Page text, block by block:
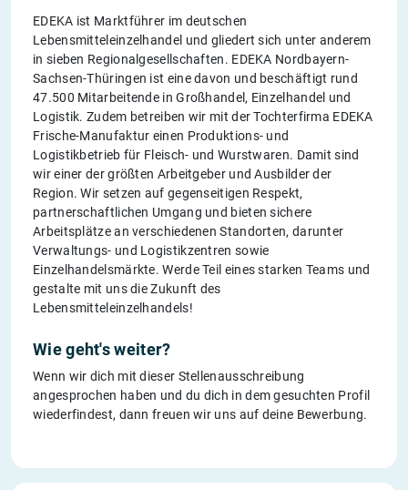
EDEKA ist Marktführer im deutschen
Lebensmitteleinzelhandel und gliedert sich unter anderem
in sieben Regionalgesellschaften. EDEKA Nordbayern-
Sachsen-Thüringen ist eine davon und beschäftigt rund
47.500 Mitarbeitende in Großhandel, Einzelhandel und
Logistik. Zudem betreiben wir mit der Tochterfirma EDEKA
Frische-Manufaktur einen Produktions- und
Logistikbetrieb für Fleisch- und Wurstwaren. Damit sind
wir einer der größten Arbeitgeber und Ausbilder der
Region. Wir setzen auf gegenseitigen Respekt,
partnerschaftlichen Umgang und bieten sichere
Arbeitsplätze an verschiedenen Standorten, darunter
Verwaltungs- und Logistikzentren sowie
Einzelhandelsmärkte. Werde Teil eines starken Teams und
gestalte mit uns die Zukunft des
Lebensmitteleinzelhandels!
Wie geht's weiter?
Wenn wir dich mit dieser Stellenausschreibung
angesprochen haben und du dich in dem gesuchten Profil
wiederfindest, dann freuen wir uns auf deine Bewerbung.